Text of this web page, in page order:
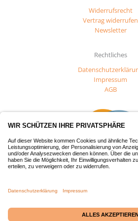
Widerrufsrecht
Vertrag widerrufen
Newsletter
Rechtliches
Impressum
AGB
regionale Entwicklung (EFRE)